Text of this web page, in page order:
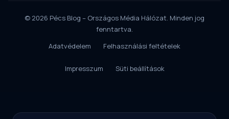
© 2026 Pécs Blog – Országos Média Hálózat. Minden jog
fenntartva.
Adatvédelem
Felhasználási feltételek
Impresszum Süti beállítások